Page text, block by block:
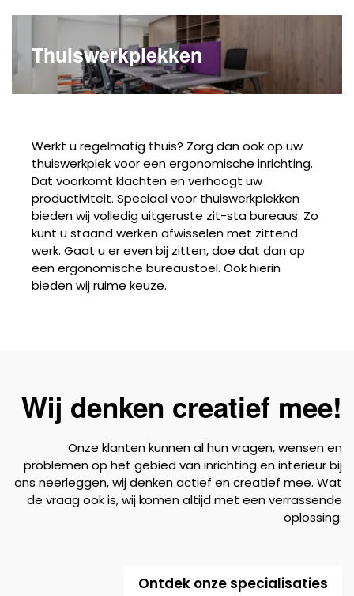
Thuiswerkplekken
Werkt u regelmatig thuis? Zorg dan ook op uw
thuiswerkplek voor een ergonomische inrichting.
Dat voorkomt klachten en verhoogt uw
productiviteit. Speciaal voor thuiswerkplekken
bieden wij volledig uitgeruste zit-sta bureaus. Zo
kunt u staand werken afwisselen met zittend
werk. Gaat u er even bij zitten, doe dat dan op
een ergonomische bureaustoel. Ook hierin
bieden wij ruime keuze.
Wij denken creatief mee!
Onze klanten kunnen al hun vragen, wensen en
problemen op het gebied van inrichting en interieur bij
ons neerleggen, wij denken actief en creatief mee. Wat
de vraag ook is, wij komen altijd met een verrassende
oplossing.
Ontdek onze specialisaties